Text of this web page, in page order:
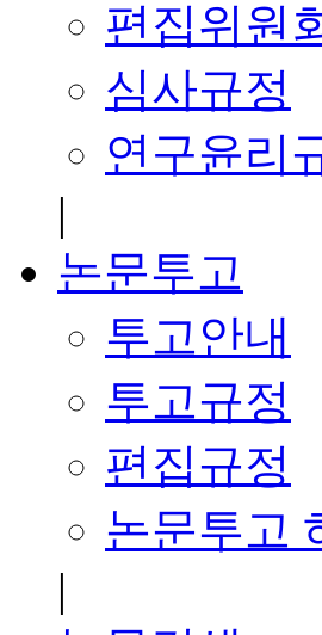
편집위원
심사규정
연구윤리
|
논문투고
투고안내
투고규정
편집규정
논문투고
|